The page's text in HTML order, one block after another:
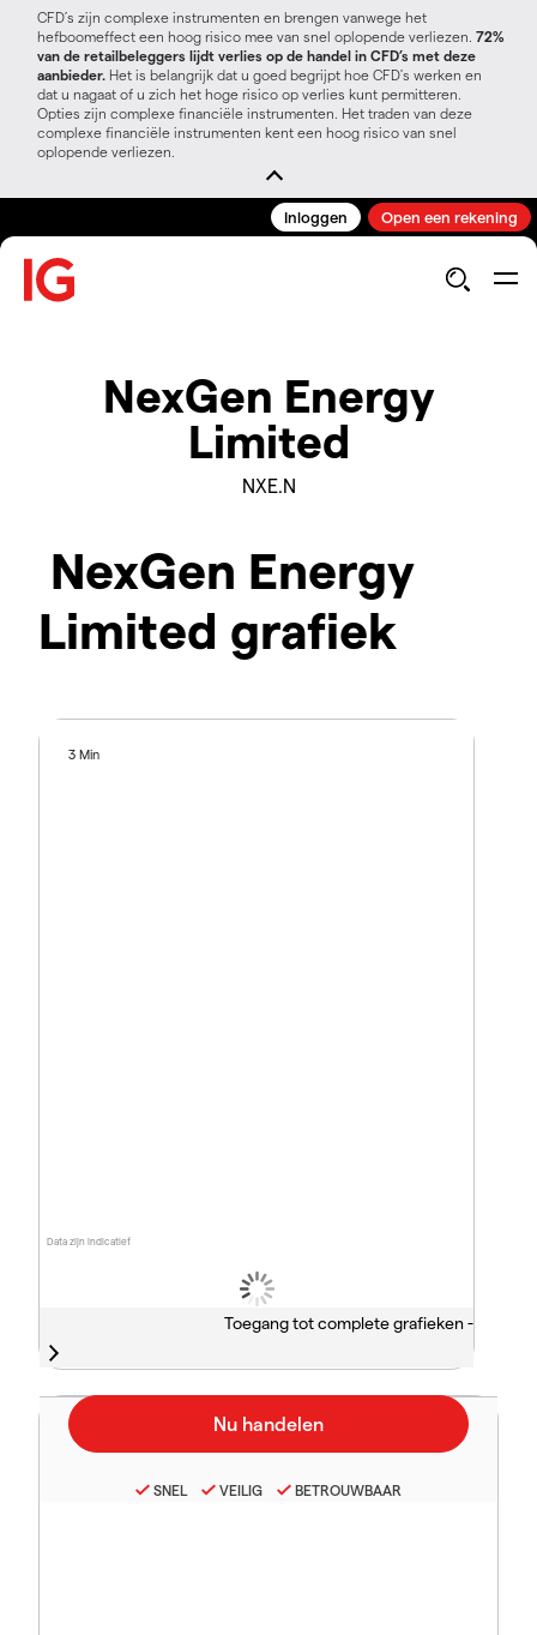
CFD’s zijn complexe instrumenten en brengen vanwege het
hefboomeffect een hoog risico mee van snel oplopende verliezen. 72%
van de retailbeleggers lijdt verlies op de handel in CFD’s met deze
aanbieder. Het is belangrijk dat u goed begrijpt hoe CFD's werken en
dat u nagaat of u zich het hoge risico op verlies kunt permitteren.
Opties zijn complexe financiële instrumenten. Het traden van deze
complexe financiële instrumenten kent een hoog risico van snel
oplopende verliezen.
Inloggen Open een rekening
NexGen Energy
Limited
NXE.N
NexGen Energy
Limited grafiek
Data zijn indicatief
3 Min
Toegang tot complete grafieken -
SNEL VEILIG BETROUWBAAR